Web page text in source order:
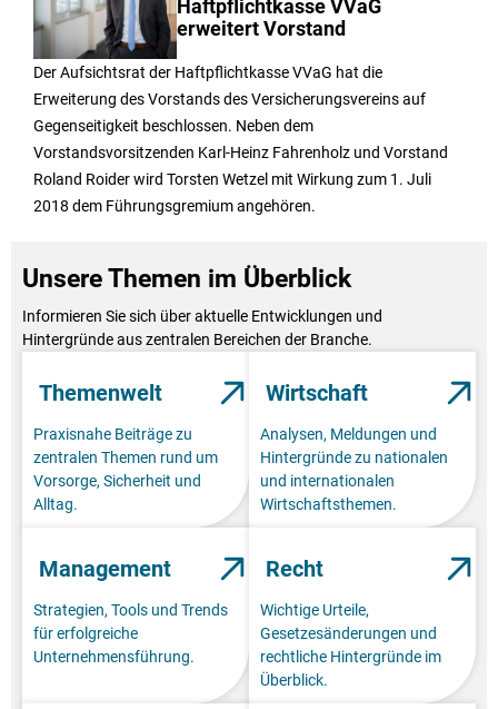
Haftpflichtkasse VVaG
erweitert Vorstand
Der Aufsichtsrat der Haftpflichtkasse VVaG hat die
Erweiterung des Vorstands des Versicherungsvereins auf
Gegenseitigkeit beschlossen. Neben dem
Vorstandsvorsitzenden Karl-Heinz Fahrenholz und Vorstand
Roland Roider wird Torsten Wetzel mit Wirkung zum 1. Juli
2018 dem Führungsgremium angehören.
Unsere Themen im Überblick
Informieren Sie sich über aktuelle Entwicklungen und
Hintergründe aus zentralen Bereichen der Branche.
Themenwelt
Praxisnahe Beiträge zu
zentralen Themen rund um
Vorsorge, Sicherheit und
Alltag.
Wirtschaft
Analysen, Meldungen und
Hintergründe zu nationalen
und internationalen
Wirtschaftsthemen.
Management
Strategien, Tools und Trends
für erfolgreiche
Unternehmensführung.
Recht
Wichtige Urteile,
Gesetzesänderungen und
rechtliche Hintergründe im
Überblick.